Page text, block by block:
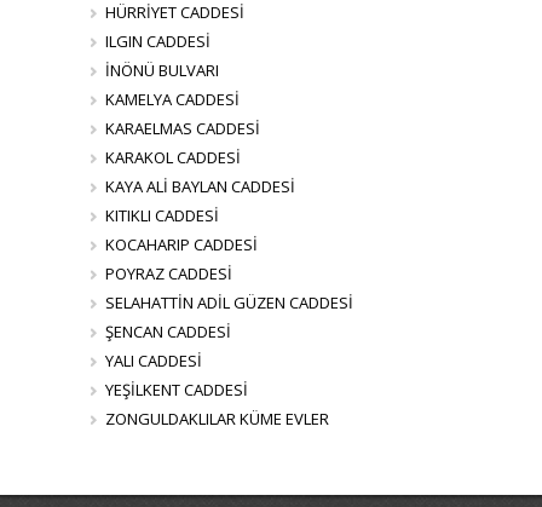
HÜRRİYET CADDESİ
ILGIN CADDESİ
İNÖNÜ BULVARI
KAMELYA CADDESİ
KARAELMAS CADDESİ
KARAKOL CADDESİ
KAYA ALİ BAYLAN CADDESİ
KITIKLI CADDESİ
KOCAHARIP CADDESİ
POYRAZ CADDESİ
SELAHATTİN ADİL GÜZEN CADDESİ
ŞENCAN CADDESİ
YALI CADDESİ
YEŞİLKENT CADDESİ
ZONGULDAKLILAR KÜME EVLER